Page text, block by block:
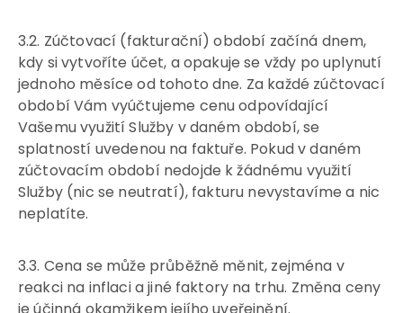
3.2. Zúčtovací (fakturační) období začíná dnem,
kdy si vytvoříte účet, a opakuje se vždy po uplynutí
jednoho měsíce od tohoto dne. Za každé zúčtovací
období Vám vyúčtujeme cenu odpovídající
Vašemu využití Služby v daném období, se
splatností uvedenou na faktuře. Pokud v daném
zúčtovacím období nedojde k žádnému využití
Služby (nic se neutratí), fakturu nevystavíme a nic
neplatíte.
3.3. Cena se může průběžně měnit, zejména v
reakci na inflaci a jiné faktory na trhu. Změna ceny